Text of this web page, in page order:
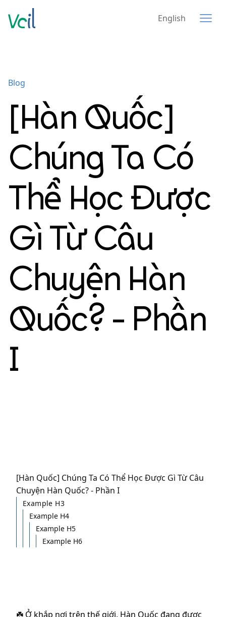
English
Blog
[Hàn Quốc]
Chúng Ta Có
Thể Học Được
Gì Từ Câu
Chuyện Hàn
Quốc? - Phần
I
[Hàn Quốc] Chúng Ta Có Thể Học Được Gì Từ Câu
Chuyện Hàn Quốc? - Phần I
Example H3
Example H4
Example H5
Example H6
☘️ Ở khắp nơi trên thế giới, Hàn Quốc đang được